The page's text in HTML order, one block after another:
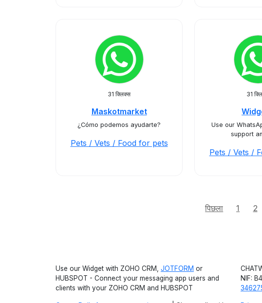
31 क्लिक्स
Maskotmarket
¿Cómo podemos ayudarte?
Pets / Vets / Food for pets
31
Use our
support
Pets / Vets /
पिछला 1 2
Use our Widget with ZOHO CRM, JOTFORM or
HUBSPOT - Connect your messaging app users and
clients with your ZOHO CRM and HUBSPOT
NIF: